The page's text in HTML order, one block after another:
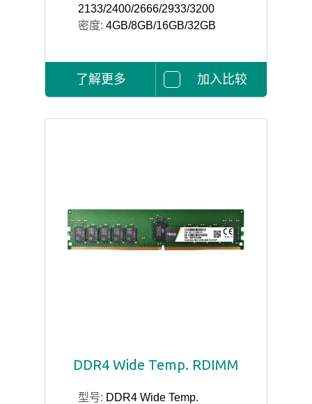
2133/2400/2666/2933/3200
密度: 4GB/8GB/16GB/32GB
了解更多 加入比较
DDR4 Wide Temp. RDIMM
型号: DDR4 Wide Temp.